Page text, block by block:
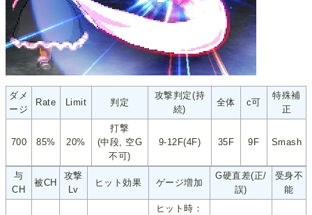
ダメ
ージ
Rate Limit 判定
攻撃判定(持
続)
全体 c可
特殊補
正
700 85% 20%
打撃
(中段, 空G
不可)
9-12F(4F) 35F 9F Smash
与
CH
被CH
攻撃
Lv
ヒット効果 ゲージ増加
G硬直差(正/
誤)
受身不
能
ヒット時：